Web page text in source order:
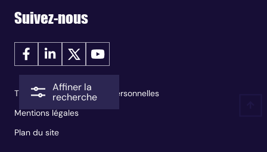
Affiner la
recherche
Suivez-nous
Traitement des données personnelles
Mentions légales
Plan du site